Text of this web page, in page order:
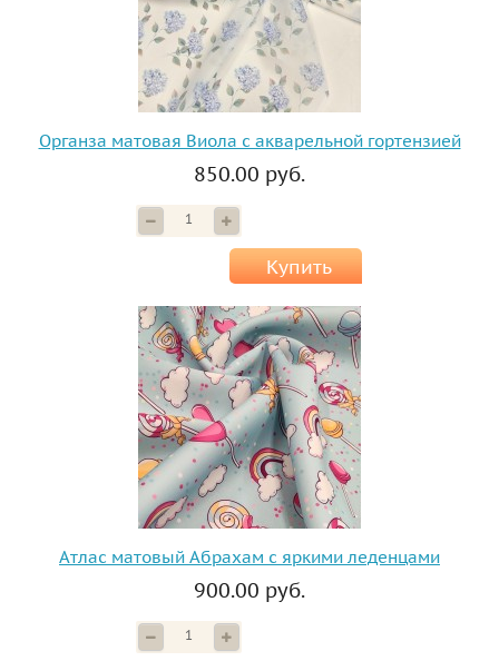
Органза матовая Виола с акварельной гортензией
850.00 руб.
Купить
Атлас матовый Абрахам с яркими леденцами
900.00 руб.